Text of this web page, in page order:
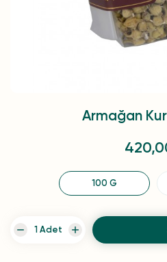
Armağan
100 G